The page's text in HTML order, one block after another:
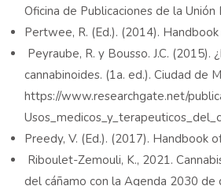
Oficina de Publicaciones de la
Pertwee, R. (Ed.). (2014).
Peyraube, R. y Bousso. J.C.
cannabinoides. (1a. ed.). Ciudad de
https://www.researchgate.net/
Preedy, V. (Ed.). (2017). Handbook
Riboulet-Zemouli, K., 2021.
del cáñamo con la Agenda 2030 de